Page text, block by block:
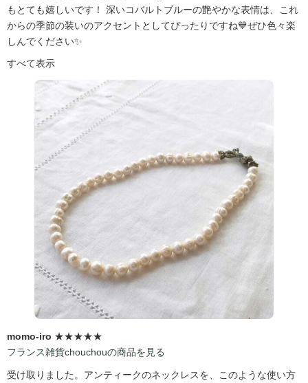
もとても嬉しいです！ 深いコバルトブルーの艶やかな表情は、これ
からの季節の装いのアクセントとしてぴったりですね💙ぜひ色々楽
しんでください✨
すべて表示
momo-iro ★★★★★
フランス雑貨chouchouの商品を見る
受け取りました。アンティークのネックレスを、このような使い方